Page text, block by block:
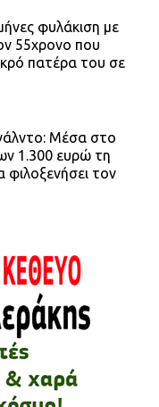
φυλάκιση με
55χρονο που
πατέρα του σε
Μέσα στο
1.300 ευρώ τη
φιλοξενήσει τον